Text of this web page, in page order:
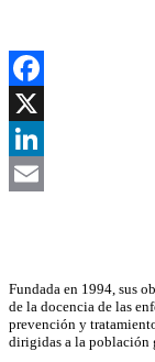
Facebook
X
LinkedIn
Fundada en 1994, sus
de la docencia de las
prevención y
dirigidas a la población